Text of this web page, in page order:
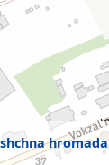
hromada